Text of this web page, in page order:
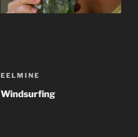
Navigeerimine
Previous
Post
EELMINE
Windsurfing